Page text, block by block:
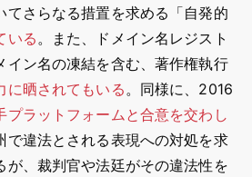
てさらなる措置を求める「自発的
いる。また、ドメイン名レジスト
イン名の凍結を含む、著作権執行
に晒されてもいる。同様に、2016
プラットフォームと合意を交わし
で違法とされる表現への対処を求
が、裁判官や法廷がその違法性を